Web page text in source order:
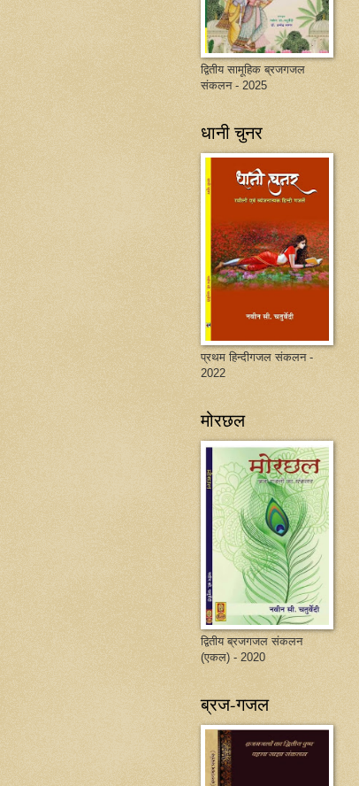
द्वितीय सामूहिक ब्रजगजल
संकलन - 2025
धानी चुनर
प्रथम हिन्दीगजल संकलन -
2022
मोरछल
द्वितीय ब्रजगजल संकलन
(एकल) - 2020
ब्रज-गजल